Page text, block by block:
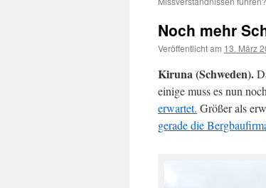
Noch mehr
Veröffentlicht am 13. März
Kiruna (Schweden).
einige muss es nun
erwartet. Größer als
gerade die